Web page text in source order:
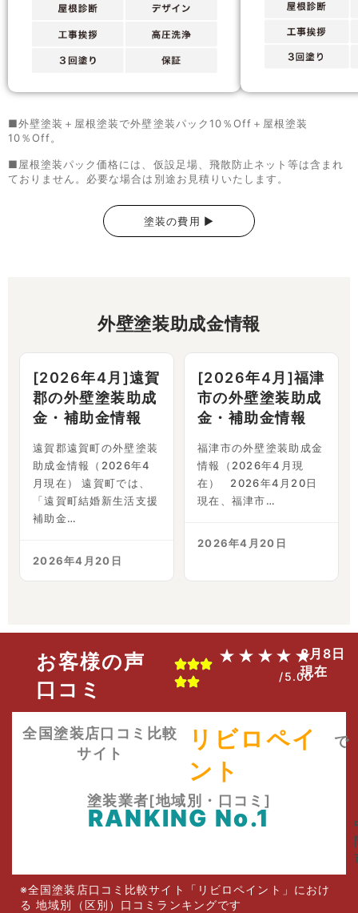
■外壁塗装＋屋根塗装で外壁塗装パック10％Off＋屋根塗装
10％Off。
■屋根塗装パック価格には、仮設足場、飛散防止ネット等は含まれ
ておりません。必要な場合は別途お見積りいたします。
塗装の費用 ▶
外壁塗装助成金情報
[2026年4月]遠賀
郡の外壁塗装助成
金・補助金情報
遠賀郡遠賀町の外壁塗装
助成金情報（2026年4
月現在） 遠賀町では、
「遠賀町結婚新生活支援
補助金…
2026年4月20日
[2026年4月]福津
市の外壁塗装助成
金・補助金情報
福津市の外壁塗装助成金
情報（2026年4月現
在） 2026年4月20日
現在、福津市…
2026年4月20日
お客様の声
口コミ
★★★★★
/5.00
8月8日
現在
全国塗装店口コミ比較
サイト
リビロペイ
ント
で
塗装業者[地域別・口コミ]
RANKING No.1
※全国塗装店口コミ比較サイト「リビロペイント」におけ
る 地域別（区別）口コミランキングです